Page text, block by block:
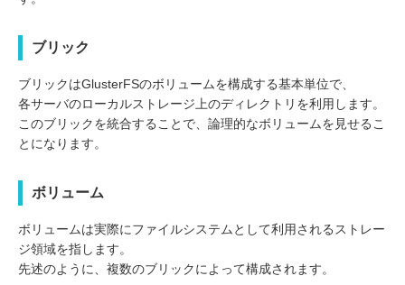
ブリック
ブリックはGlusterFSのボリュームを構成する基本単位で、
各サーバのローカルストレージ上のディレクトリを利用します。
このブリックを統合することで、論理的なボリュームを見せるこ
とになります。
ボリューム
ボリュームは実際にファイルシステムとして利用されるストレー
ジ領域を指します。
先述のように、複数のブリックによって構成されます。